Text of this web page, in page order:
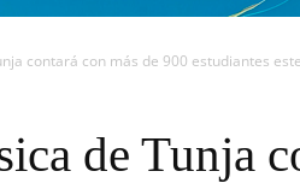
contará con más de 900 estudiantes
de Tunja